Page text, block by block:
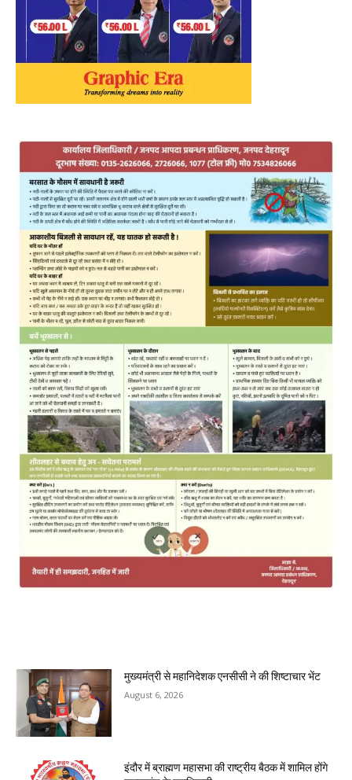
मुख्यमंत्री से महानिदेशक एनसीसी ने की शिष्टाचार भेंट
August 6, 2026
इंदौर में ब्राह्मण महासभा की राष्ट्रीय बैठक में शामिल होंगे